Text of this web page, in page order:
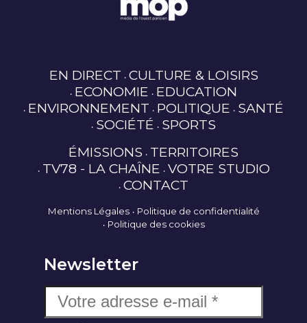
EN DIRECT CULTURE & LOISIRS
ECONOMIE EDUCATION
ENVIRONNEMENT POLITIQUE SANTÉ
SOCIÉTÉ SPORTS
ÉMISSIONS TERRITOIRES
TV78 - LA CHAÎNE VOTRE STUDIO
CONTACT
Mentions Légales
Politique de confidentialité
Politique des cookies
Newsletter